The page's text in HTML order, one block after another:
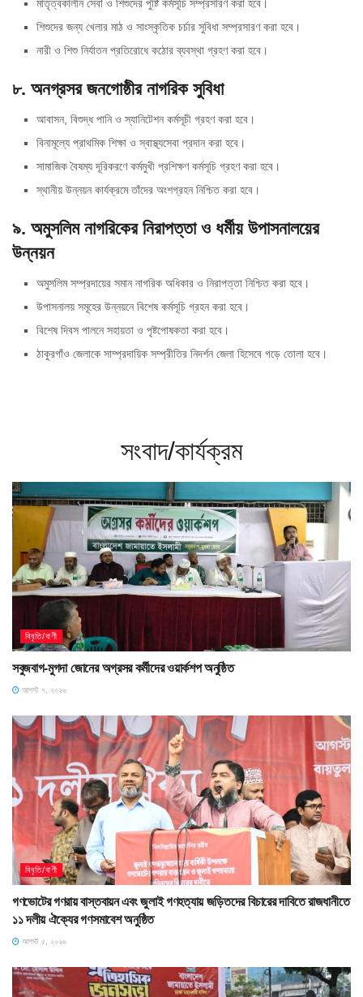
মাতৃত্বকালীন সেবা ও শিশুদের পুষ্টি কর্মসূচি সম্প্রসারণ করা হবে।
শিশুদের জন্য খেলার মাঠ ও সাংস্কৃতিক চর্চার সুবিধা সম্প্রসারণ করা হবে।
নারী ও শিশু নির্যাতন প্রতিরোধে কঠোর ব্যবস্থা গ্রহণ করা হবে।
৮. অনগ্রসর জনগোষ্ঠীর নাগরিক সুবিধা
আবাসন, বিশুদ্ধ পানি ও স্যানিটেশন কর্মসূচী গ্রহণ করা হবে।
বিনামূল্যে প্রাথমিক শিক্ষা ও স্বাস্থ্যসেবা প্রদান করা হবে।
সামাজিক বৈষম্য দূরিকরণে কর্মমুখী প্রশিক্ষণ কর্মসূচি গ্রহণ করা হবে।
স্থানীয় উন্নয়ন কার্যক্রমে তাঁদের অংশগ্রহন নিশ্চিত করা হবে।
৯. অমুসলিম নাগরিকের নিরাপত্তা ও ধর্মীয় উপাসনালয়ের
উন্নয়ন
অমুসলিম সম্প্রদায়ের সমান নাগরিক অধিকার ও নিরাপত্তা নিশ্চিত করা হবে।
উপাসনালয় সমূহের উন্নয়নে বিশেষ কর্মসূচি গ্রহন করা হবে।
বিশেষ দিবস পালনে সহায়তা ও পৃষ্টপোষকতা করা হবে।
ঠাকুরগাঁও জেলাকে সাম্প্রদায়িক সম্প্রীতির নিদর্শন জেলা হিসেবে গড়ে তোলা হবে।
সংবাদ/কার্যক্রম
বিবৃতি/বাণী
সবুজবাগ-মুগদা জোনের অগ্রসর কর্মীদের ওয়ার্কশপ অনুষ্ঠিত
আগস্ট ৭, ২০২৬
বিবৃতি/বাণী
গণভোটের গণরায় বাস্তবায়ন এবং জুলাই গণহত্যায় জড়িতদের বিচারের দাবিতে রাজধানীতে
১১ দলীয় ঐক্যের গণসমাবেশ অনুষ্ঠিত
আগস্ট ৫, ২০২৬